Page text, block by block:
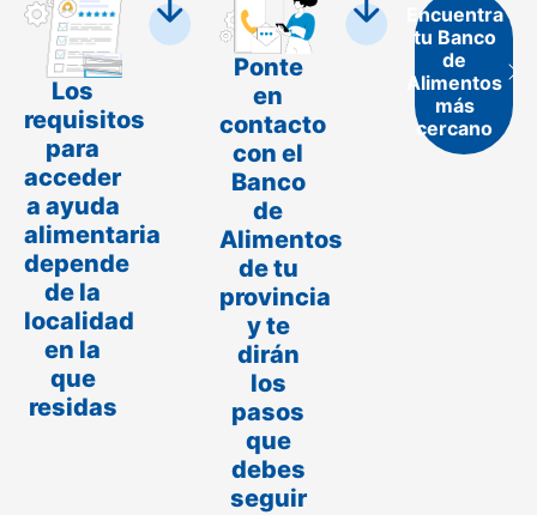
Los
requisitos
para
acceder
a ayuda
alimentaria
depende
de la
localidad
en la
que
residas
Ponte
en
contacto
con el
Banco
de
Alimentos
de tu
provincia
y te
dirán
los
pasos
que
debes
seguir
Encuentra
tu Banco
de
Alimentos
más
cercano